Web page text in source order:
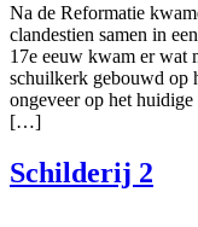
Na de Reformatie
clandestien samen in
17e eeuw kwam er wat
schuilkerk gebouwd op
ongeveer op het
[…]
Schilderij 2